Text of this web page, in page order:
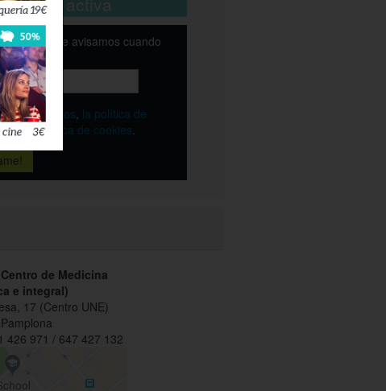
tu email y te avisamos cuando
lostérminos, la política de
y la política de cookies.
de Medicina
e integral)
17 (Centro UNE)
426 971 / 647 427 132